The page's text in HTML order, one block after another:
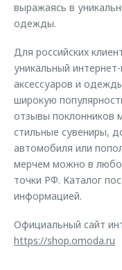
выражаясь в
одежды.
Для российских
уникальный
аксессуаров и
широкую
отзывы поклонников
стильные сувениры,
автомобиля или
мерчем можно в
точки РФ. Каталог
информацией.
Официальный сайт
https://shop.omoda.ru